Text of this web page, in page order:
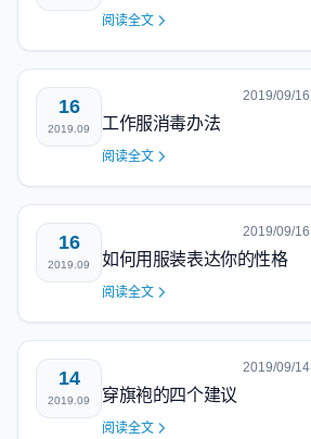
阅读全文
16
2019.09
2019/09/16
工作服消毒办法
阅读全文
16
2019.09
2019/09/16
如何用服装表达你的性格
阅读全文
14
2019.09
2019/09/14
穿旗袍的四个建议
阅读全文